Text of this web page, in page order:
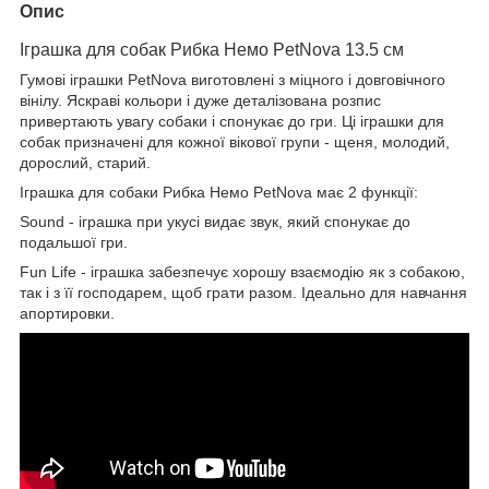
Опис
Іграшка для собак Рибка Немо PetNova 13.5 см
Гумові іграшки PetNova виготовлені з міцного і довговічного
вінілу. Яскраві кольори і дуже деталізована розпис
привертають увагу собаки і спонукає до гри. Ці іграшки для
собак призначені для кожної вікової групи - щеня, молодий,
дорослий, старий.
Іграшка для собаки Рибка Немо PetNova має 2 функції:
Sound - іграшка при укусі видає звук, який спонукає до
подальшої гри.
Fun Life - іграшка забезпечує хорошу взаємодію як з собакою,
так і з її господарем, щоб грати разом. Ідеально для навчання
апортировки.